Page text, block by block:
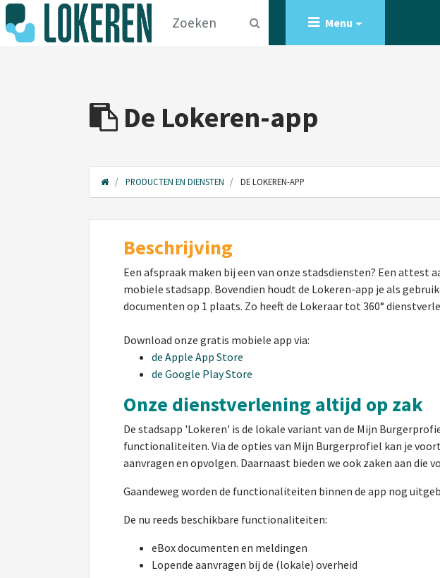
Menu
De Lokeren-app
PRODUCTEN EN DIENSTEN DE LOKEREN-APP
Beschrijving
Een afspraak maken bij een van onze stadsdiensten? Een attest
mobiele stadsapp. Bovendien houdt de Lokeren-app je als
documenten op 1 plaats. Zo heeft de Lokeraar tot 360°
Download onze gratis mobiele app via:
de Apple App Store
de Google Play Store
Onze dienstverlening altijd op zak
De stadsapp 'Lokeren' is de lokale variant van de Mijn
functionaliteiten. Via de opties van Mijn Burgerprofiel kan je
aanvragen en opvolgen. Daarnaast bieden we ook zaken aan die
Gaandeweg worden de functionaliteiten binnen de app nog
De nu reeds beschikbare functionaliteiten:
eBox documenten en meldingen
Lopende aanvragen bij de (lokale) overheid